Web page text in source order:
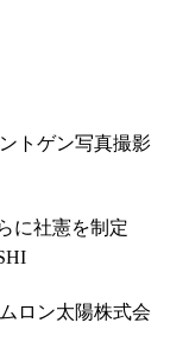
トゲン写真撮影
に社憲を制定
ロン太陽株式会